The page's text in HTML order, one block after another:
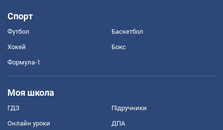
Спорт
Футбол Баскетбол
Хокей Бокс
Формула-1
Моя школа
ГДЗ Підручники
Онлайн уроки ДПА